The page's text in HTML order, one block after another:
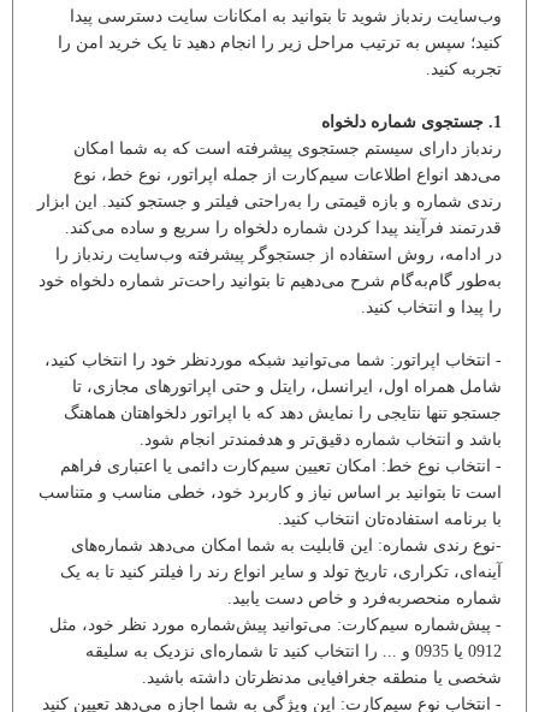
وب‌سایت رندباز شوید تا بتوانید به امکانات سایت دسترسی پیدا
کنید؛ سپس به ترتیب مراحل زیر را انجام دهید تا یک خرید امن را
تجربه کنید.
1. جستجوی شماره دلخواه
رندباز دارای سیستم جستجوی پیشرفته است که به شما امکان
می‌دهد انواع اطلاعات سیم‌کارت از جمله اپراتور، نوع خط، نوع
رندی شماره و بازه قیمتی را به‌راحتی فیلتر و جستجو کنید. این ابزار
قدرتمند فرآیند پیدا کردن شماره دلخواه را سریع و ساده می‌کند.
در ادامه، روش استفاده از جستجوگر پیشرفته وب‌سایت رندباز را
به‌طور گام‌به‌گام شرح می‌دهیم تا بتوانید راحت‌تر شماره دلخواه خود
را پیدا و انتخاب کنید.
- انتخاب اپراتور: شما می‌توانید شبکه موردنظر خود را انتخاب کنید،
شامل همراه اول، ایرانسل، رایتل و حتی اپراتورهای مجازی، تا
جستجو تنها نتایجی را نمایش دهد که با اپراتور دلخواهتان هماهنگ
باشد و انتخاب شماره دقیق‌تر و هدفمندتر انجام شود.
- انتخاب نوع خط: امکان تعیین سیم‌کارت دائمی یا اعتباری فراهم
است تا بتوانید بر اساس نیاز و کاربرد خود، خطی مناسب و متناسب
با برنامه استفاده‌تان انتخاب کنید.
-نوع رندی شماره: این قابلیت به شما امکان می‌دهد شماره‌های
آینه‌ای، تکراری، تاریخ تولد و سایر انواع رند را فیلتر کنید تا به یک
شماره منحصر‌به‌فرد و خاص دست یابید.
- پیش‌شماره سیم‌کارت: می‌توانید پیش‌شماره مورد نظر خود، مثل
0912 یا 0935 و ... را انتخاب کنید تا شماره‌ای نزدیک به سلیقه
شخصی یا منطقه جغرافیایی مدنظرتان داشته باشید.
- انتخاب نوع سیم‌کارت: این ویژگی به شما اجازه می‌دهد تعیین کنید